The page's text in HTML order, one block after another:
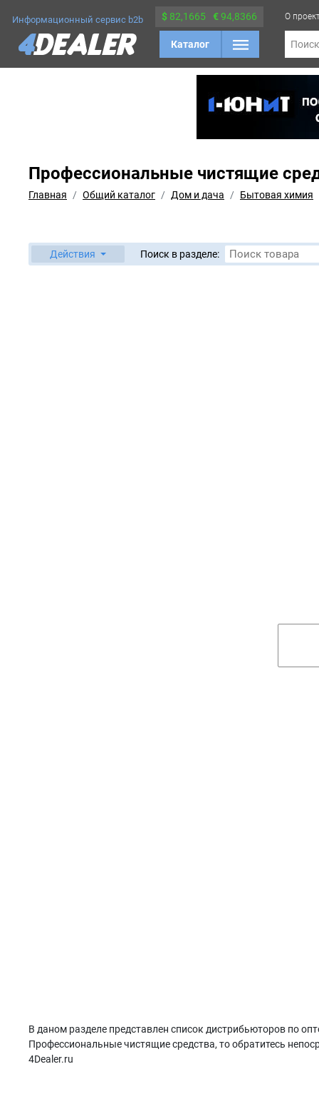
Информационный сервис b2b $ 82,1665 €94,8366
Каталог
О
Поиск
Профессиональные чистящие
Главная Общий каталог Дом и дача Бытовая химия
Действия Поиск в разделе:
В даном разделе представлен список дистрибьюторов по
Профессиональные чистящие средства, то обратитесь
4Dealer.ru